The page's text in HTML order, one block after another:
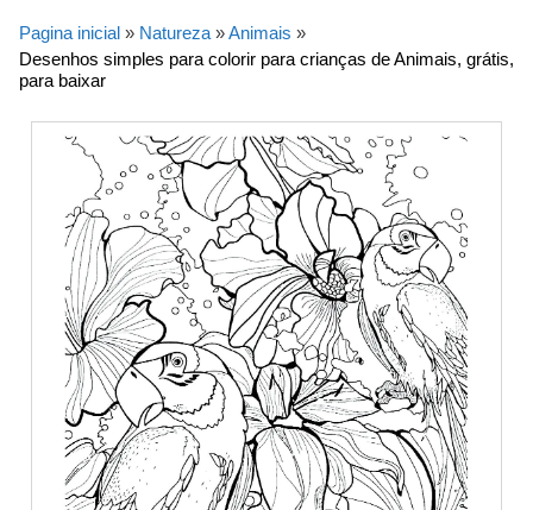
Pagina inicial » Natureza »Animais »
Desenhos simples para colorir para crianças de Animais, grátis,
para baixar